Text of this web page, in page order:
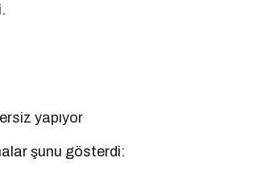
yapıyor
şunu gösterdi: